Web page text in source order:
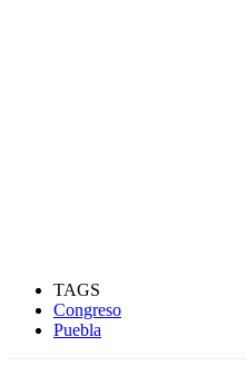
TAGS
Congreso
Puebla